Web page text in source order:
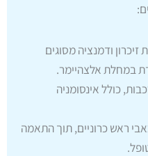
זיכרון ודמנציה מסוגים
במחלת אלצהיימר.
כולל אינסומניה
ראש כרוניים, תוך התאמה